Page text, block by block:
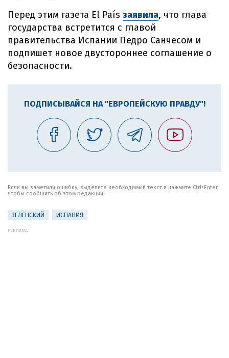
Перед этим газета El País заявила, что глава
государства встретится с главой
правительства Испании Педро Санчесом и
подпишет новое двустороннее соглашение о
безопасности.
ПОДПИСЫВАЙСЯ НА "ЕВРОПЕЙСКУЮ ПРАВДУ"!
Если вы заметили ошибку, выделите необходимый текст и нажмите Ctrl+Enter,
чтобы сообщить об этом редакции.
ЗЕЛЕНСКИЙ ИСПАНИЯ
РЕКЛАМА: